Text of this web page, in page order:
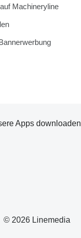
Machineryline
© 2026 Linemedia
Apps downloaden